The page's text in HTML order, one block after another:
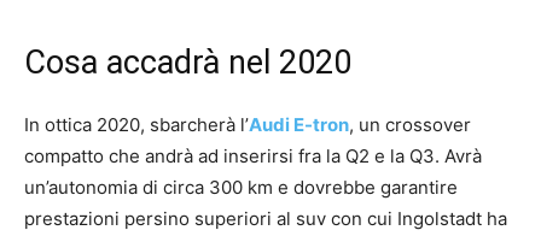
Cosa accadrà nel 2020
In ottica 2020, sbarcherà l’Audi E-tron, un crossover
compatto che andrà ad inserirsi fra la Q2 e la Q3. Avrà
un’autonomia di circa 300 km e dovrebbe garantire
prestazioni persino superiori al suv con cui Ingolstadt ha